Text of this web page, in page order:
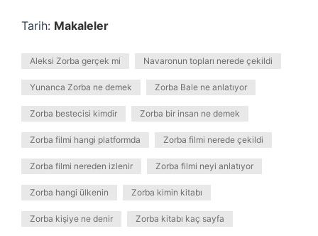
Tarih: Makaleler
Aleksi Zorba gerçek mi Navaronun topları nerede çekildi
Yunanca Zorba ne demek Zorba Bale ne anlatıyor
Zorba bestecisi kimdir Zorba bir insan ne demek
Zorba filmi hangi platformda Zorba filmi nerede çekildi
Zorba filmi nereden izlenir Zorba filmi neyi anlatıyor
Zorba hangi ülkenin Zorba kimin kitabı
Zorba kişiye ne denir Zorba kitabı kaç sayfa